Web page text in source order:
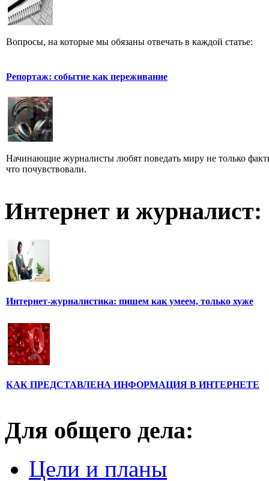
Вопросы, на которые мы обязаны отвечать в каждой статье:
Репортаж: событие как переживание
Начинающие журналисты любят поведать миру не только
что почувствовали.
Интернет и журналист:
Интернет-журналистика: пишем как умеем, только хуже
КАК ПРЕДСТАВЛЕНА ИНФОРМАЦИЯ В ИНТЕРНЕТЕ
Для общего дела:
Цели и планы